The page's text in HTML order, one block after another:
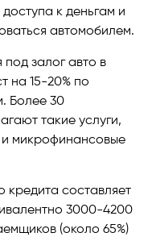
к деньгам и
автомобилем.
под залог авто в
на 15-20% по
Более 30
такие услуги,
и микрофинансовые
составляет
3000-4200
(около 65%)